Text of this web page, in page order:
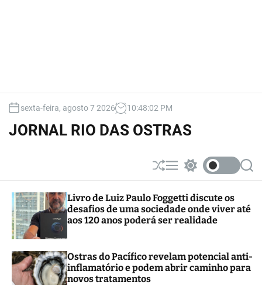
sexta-feira, agosto 7 2026 10:48:04 PM
JORNAL RIO DAS OSTRAS
S
h
ff
l
e
M
e
u
w
t
c
h
o
r
S
e
c
Livro de Luiz Paulo Foggetti discute os
desafios de uma sociedade onde viver até
aos 120 anos poderá ser realidade
Ostras do Pacífico revelam potencial anti-
inflamatório e podem abrir caminho para
novos tratamentos